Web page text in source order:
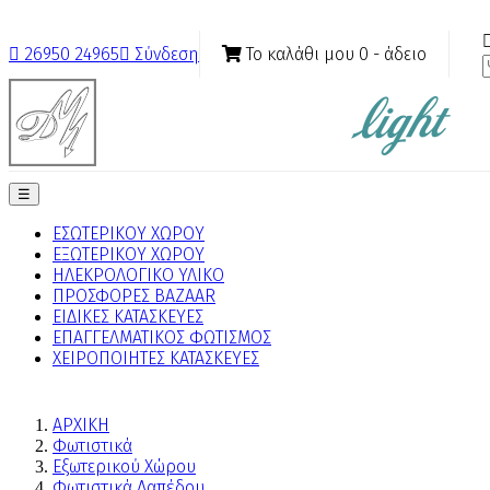
 26950 24965 Σύνδεση Το καλάθι μου 0 - άδειο
Toggle
navigation
☰
ΕΣΩΤΕΡΙΚΟΥ ΧΩΡΟΥ
ΕΞΩΤΕΡΙΚΟΥ ΧΩΡΟΥ
ΗΛΕΚΡΟΛΟΓΙΚΟ ΥΛΙΚΟ
ΠΡΟΣΦΟΡΕΣ BAZAAR
ΕΙΔΙΚΕΣ ΚΑΤΑΣΚΕΥΕΣ
ΕΠΑΓΓΕΛΜΑΤΙΚΟΣ ΦΩΤΙΣΜΟΣ
ΧΕΙΡΟΠΟΙΗΤΕΣ ΚΑΤΑΣΚΕΥΕΣ
ΑΡΧΙΚΗ
Φωτιστικά
Εξωτερικού Χώρου